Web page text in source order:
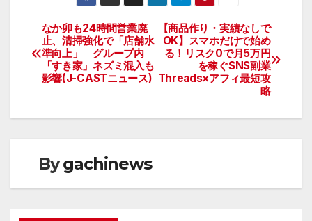
投
稿
ナ
ビ
ー
【商品作り・実績なしで
OK】スマホだけで始め
る！リスク0で月5万円
を稼ぐSNS副業
Threads×アフィ最短攻
略
なか卯も24時間営業廃
止、清掃強化で「店舗水
準向上」 グループ内
「すき家」ネズミ混入も
影響(J-CASTニュース)
Bygachinews